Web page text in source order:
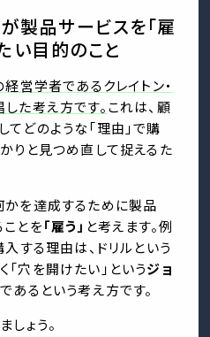
が製品サービスを「雇
い目的のこと
経営学者であるクレイトン・
た考え方です。これは、顧
どのような「理由」で購
りと見つめ直して捉えるた
かを達成するために製品
とを「雇う」 と考えます。例
入する理由は、ドリルという
穴を開けたい」というジョ
あるという考え方です。
しょう。